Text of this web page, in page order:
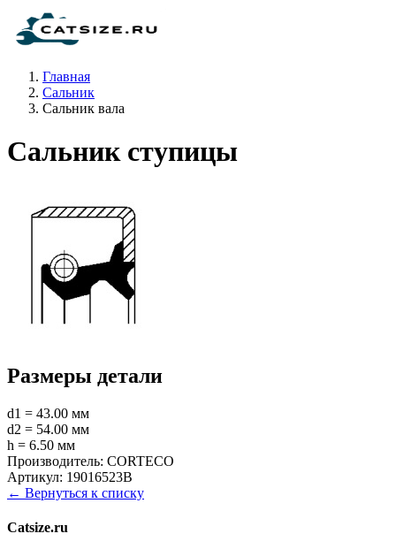
Главная
Сальник
Сальник вала
Сальник ступицы
Размеры детали
d1 = 43.00 мм
d2 = 54.00 мм
h = 6.50 мм
Производитель: CORTECO
Артикул: 19016523B
← Вернуться к списку
Catsize.ru